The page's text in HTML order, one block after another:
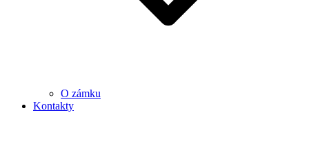
O zámku
Kontakty